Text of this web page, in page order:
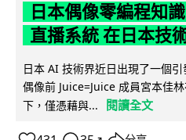
日本偶像零編程知
直播系統 在日本技
日本 AI 技術界近日出現了一個
偶像前 Juice=Juice 成員宮本佳
下，僅憑藉與...
閱讀全文